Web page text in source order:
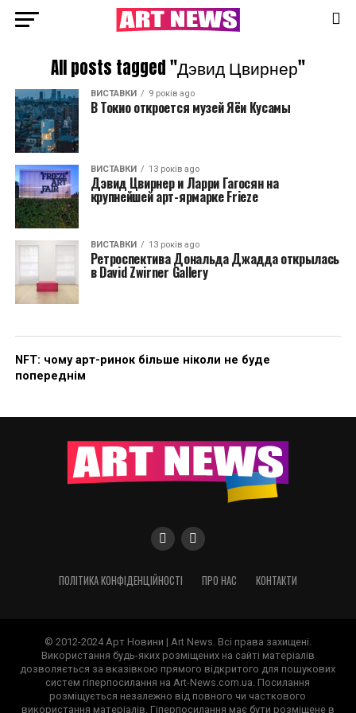
All posts tagged "Дэвид Цвирнер"
ВИСТАВКИ 9 років ago
В Токио откроется музей Яёи Кусамы
ВИСТАВКИ 13 років ago
Дэвид Цвирнер и Ларри Гагосян на
крупнейшей арт-ярмарке Frieze
ВИСТАВКИ 13 років ago
Ретроспектива Дональда Джадда открылась
в David Zwirner Gallery
NFT: чому арт-ринок більше ніколи не буде
попереднім
ПОЛІТИКА КОНФІДЕНЦІЙНОСТІ ПРО НАС КОНТАКТИ
© 2012-2024 Арт Новини | Art News. Всі права захищені.
Використання будь-яких розміщених на сайті матеріалів
дозволяється за вказівкою прямого відкритого для пошукових
систем гіперпосилання на Art-News.com.ua. Посилання
розміщується незалежно від повного чи часткового
використання матеріалів. Гіперпосилання має бути розміщене в